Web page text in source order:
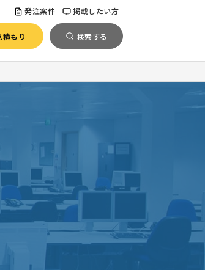
発注案件 掲載したい方
積もり 検索する